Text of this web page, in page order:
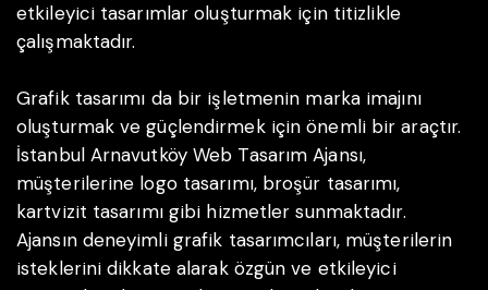
etkileyici tasarımlar oluşturmak için titizlikle
çalışmaktadır.
Grafik tasarımı da bir işletmenin marka imajını
oluşturmak ve güçlendirmek için önemli bir araçtır.
İstanbul Arnavutköy Web Tasarım Ajansı,
müşterilerine logo tasarımı, broşür tasarımı,
kartvizit tasarımı gibi hizmetler sunmaktadır.
Ajansın deneyimli grafik tasarımcıları, müşterilerin
isteklerini dikkate alarak özgün ve etkileyici